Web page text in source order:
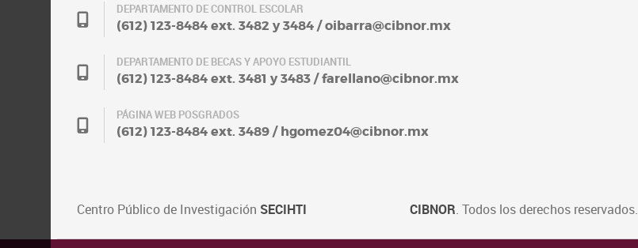
DEPARTAMENTO DE CONTROL ESCOLAR
(612) 123-8484 ext. 3482 y 3484 / oibarra@cibnor.mx
DEPARTAMENTO DE BECAS Y APOYO ESTUDIANTIL
(612) 123-8484 ext. 3481 y 3483 / farellano@cibnor.mx
PÁGINA WEB POSGRADOS
(612) 123-8484 ext. 3489 / hgomez04@cibnor.mx
Centro Público de Investigación SECIHTI CIBNOR. Todos los derechos reservados.